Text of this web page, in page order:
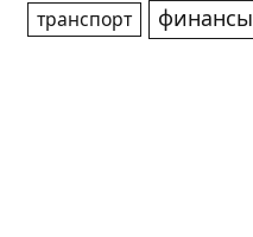
транспорт финансы